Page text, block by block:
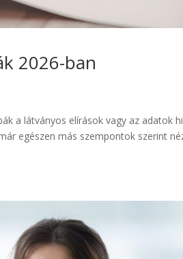
2026-ban
a látványos elírások vagy az adatok
egészen más szempontok szerint